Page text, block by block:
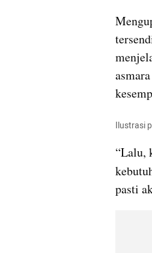
Ilustrasi
“Lalu,
pasti